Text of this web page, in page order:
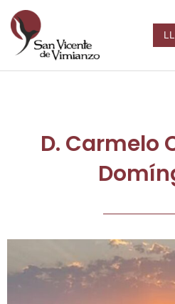
contenido
D. Carmelo